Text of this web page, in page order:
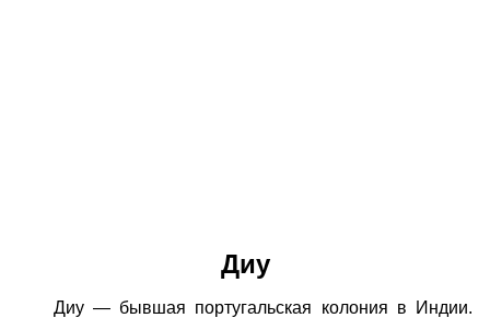
Диу
Диу — бывшая португальская колония в Индии.